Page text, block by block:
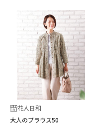
花人日和
大人のブラウス50